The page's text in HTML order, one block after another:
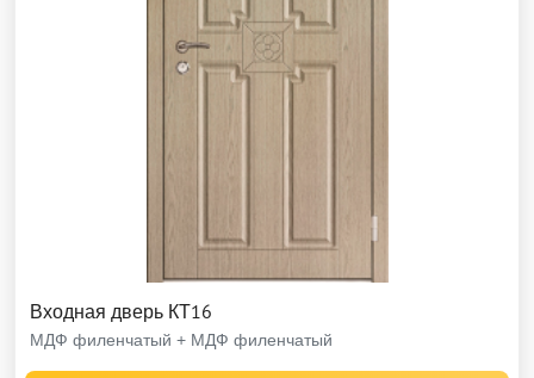
Входная дверь КТ16
МДФ филенчатый + МДФ филенчатый